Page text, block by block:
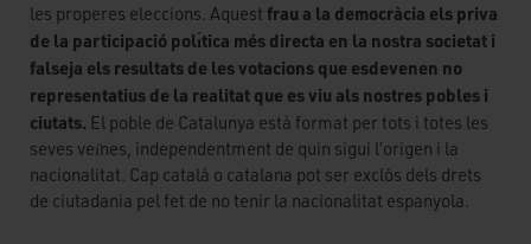
les properes eleccions. Aquest frau a la democràcia els priva
de la participació polı́tica més directa en la nostra societat i
falseja els resultats de les votacions que esdevenen no
representatius de la realitat que es viu als nostres pobles i
ciutats. El poble de Catalunya està format per tots i totes les
seves veı̈nes, independentment de quin sigui l’origen i la
nacionalitat. Cap català o catalana pot ser exclòs dels drets
de ciutadania pel fet de no tenir la nacionalitat espanyola.